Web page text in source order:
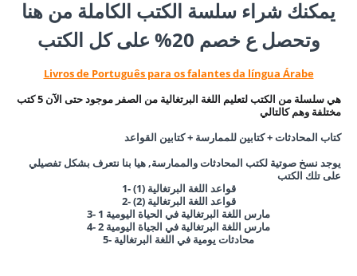
يمكنك شراء سلسة الكتب الكاملة من هنا
وتحصل ع خصم 20% على كل الكتب
Livros de Português para os falantes da língua Árabe
هي سلسلة من الكتب لتعليم اللغة البرتغالية من الصفر موجود حتى الآن 5 كتب
مختلفة وهم كالتالي
كتاب المحادثات + كتابين للممارسة + كتابين القواعد
يوجد نسخ صوتية لكتب المحادثات والممارسة, هيا بنا نتعرف بشكل تفصيلي
على تلك الكتب
1- قواعد اللغة البرتغالية (1)
2-(2) قواعد اللغة البرتغالية
3- مارس اللغة البرتغالية في الحياة اليومية 1
4- مارس اللغة البرتغالية في الجياة اليومية 2
5- محادثات يومية في اللغة البرتغالية